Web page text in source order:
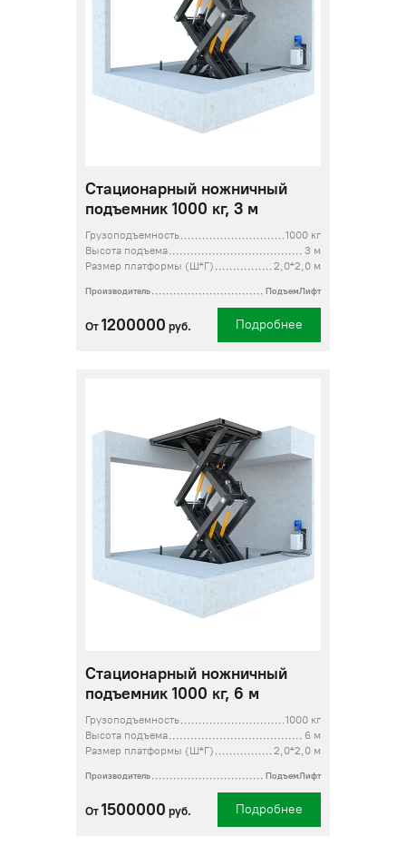
Стационарный ножничный
подъемник 1000 кг, 3 м
Грузоподъемность
1000 кг
Высота подъема
3 м
Размер платформы (Ш*Г)
2,0*2,0 м
Производитель ПодъемЛифт
От 1200000 руб. Подробнее
Стационарный ножничный
подъемник 1000 кг, 6 м
Грузоподъемность
1000 кг
Высота подъема
6 м
Размер платформы (Ш*Г)
2,0*2,0 м
Производитель ПодъемЛифт
От 1500000 руб. Подробнее